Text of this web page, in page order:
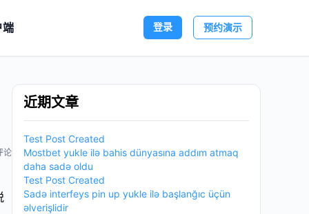
端 登录 预约演示
论
近期文章
Test Post Created
Mostbet yukle ilə bahis dünyasına addım atmaq
daha sadə oldu
Test Post Created
Sadə interfeys pin up yukle ilə başlanğıc üçün
əlverişlidir